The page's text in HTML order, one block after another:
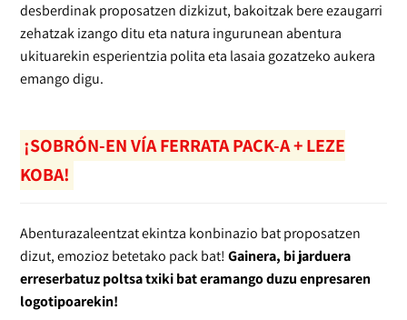
desberdinak proposatzen dizkizut, bakoitzak bere ezaugarri
zehatzak izango ditu eta natura ingurunean abentura
ukituarekin esperientzia polita eta lasaia gozatzeko aukera
emango digu.
¡SOBRÓN-EN VÍA FERRATA PACK-A + LEZE
KOBA!
Abenturazaleentzat ekintza konbinazio bat proposatzen
dizut, emozioz betetako pack bat! Gainera, bi jarduera
erreserbatuz poltsa txiki bat eramango duzu enpresaren
logotipoarekin!